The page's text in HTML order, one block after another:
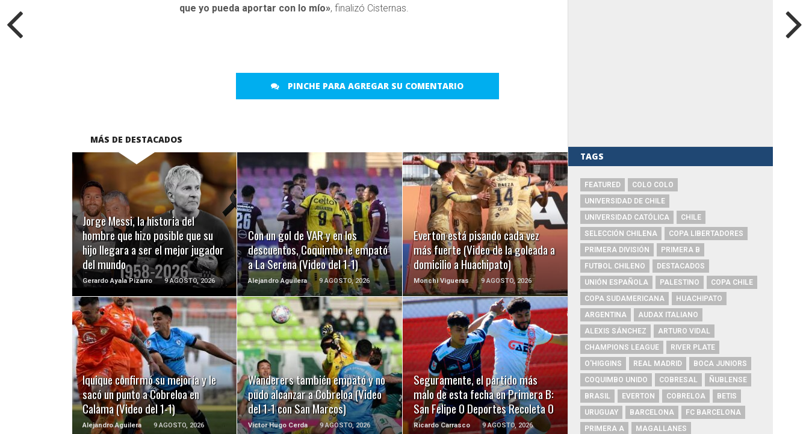
que yo pueda aportar con lo mío», finalizó Cisternas.
PINCHE PARA AGREGAR SU COMENTARIO
MÁS DE DESTACADOS
Jorge Messi, la historia del
hombre que hizo posible que su
hijo llegara a ser el mejor jugador
del mundo
Gerardo Ayala Pizarro 9 AGOSTO, 2026
LEER MÁS
Con un gol de VAR y en los
descuentos, Coquimbo le empató
a La Serena (Video del 1-1)
Alejandro Aguilera 9 AGOSTO, 2026
LEER MÁS
Everton está pisando cada vez
más fuerte (Video de la goleada a
domicilio a Huachipato)
Monchi Vigueras 9 AGOSTO, 2026
LEER MÁS
Iquique confirmó su mejoría y le
sacó un punto a Cobreloa en
Calama (Video del 1-1)
Alejandro Aguilera 9 AGOSTO, 2026
LEER MÁS
Wanderers también empató y no
pudo alcanzar a Cobreloa (Video
del 1-1 con San Marcos)
Victor Hugo Cerda 9 AGOSTO, 2026
LEER MÁS
Seguramente, el partido más
malo de esta fecha en Primera B:
San Felipe 0 Deportes Recoleta 0
Ricardo Carrasco 9 AGOSTO, 2026
LEER MÁS
TAGS
FEATURED
COLO COLO
UNIVERSIDAD DE CHILE
UNIVERSIDAD CATÓLICA
CHILE
SELECCIÓN CHILENA
COPA LIBERTADORES
PRIMERA DIVISIÓN
PRIMERA B
FUTBOL CHILENO
DESTACADOS
UNIÓN ESPAÑOLA
PALESTINO
COPA CHILE
COPA SUDAMERICANA
HUACHIPATO
ARGENTINA
AUDAX ITALIANO
ALEXIS SÁNCHEZ
ARTURO VIDAL
CHAMPIONS LEAGUE
RIVER PLATE
O'HIGGINS
REAL MADRID
BOCA JUNIORS
COQUIMBO UNIDO
COBRESAL
ÑUBLENSE
BRASIL
EVERTON COBRELOA
BETIS
URUGUAY
BARCELONA
FC BARCELONA
PRIMERA A
MAGALLANES